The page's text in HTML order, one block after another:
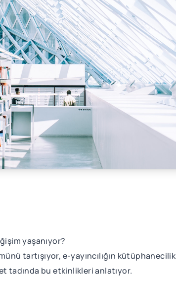
yaşanıyor?
tartışıyor, e-yayıncılığın
tadında bu etkinlikleri anlatıyor.